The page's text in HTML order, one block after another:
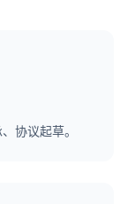
协议起草。